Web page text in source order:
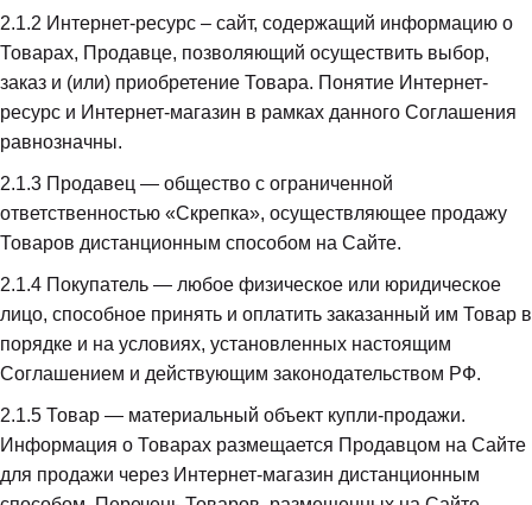
2.1.2 Интернет-ресурс – сайт, содержащий информацию о
Товарах, Продавце, позволяющий осуществить выбор,
заказ и (или) приобретение Товара. Понятие Интернет-
ресурс и Интернет-магазин в рамках данного Соглашения
равнозначны.
2.1.3 Продавец — общество с ограниченной
ответственностью «Скрепка», осуществляющее продажу
Товаров дистанционным способом на Сайте.
2.1.4 Покупатель — любое физическое или юридическое
лицо, способное принять и оплатить заказанный им Товар в
порядке и на условиях, установленных настоящим
Соглашением и действующим законодательством РФ.
2.1.5 Товар — материальный объект купли-продажи.
Информация о Товарах размещается Продавцом на Сайте
для продажи через Интернет-магазин дистанционным